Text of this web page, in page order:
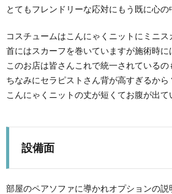
とてもフレンドリーな応対にもう既に心
コスチュームはこんにゃくニットにミニス
首にはスカーフを巻いていますが施術時に
このお店は皆さんこれで統一されているの
ちなみにセラピストさん背が高すぎるから
こんにゃくニットの丈が短くてお腹が出て
設備面
部屋のペアソファに導かれオプションの説